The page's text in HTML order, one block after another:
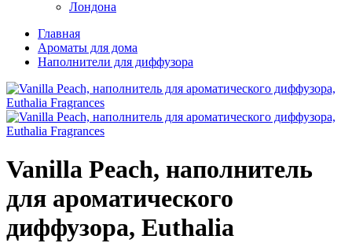
Главная
Ароматы для дома
Наполнители для диффузора
Vanilla Peach, наполнитель
для ароматического
диффузора, Euthalia